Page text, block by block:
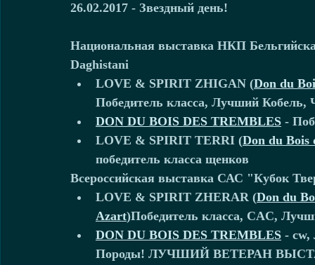
26.02.2017 - Звездный день!
Национальная выставка НКП
Daghistani
LOVE & SPIRIT ZHIGAN (Don du
Победитель класса, Лучший
DON DU BOIS DES TREMBLES -
LOVE & SPIRIT TERRI (Don du Bois
победитель класса щенков
Всероссийская выставка САС "Кубок
LOVE & SPIRIT ZHERAR (Don du
Azart)Победитель класса, CAC,
DON DU BOIS DES TREMBLES - cw,
Породы! ЛУЧШИЙ ВЕТЕРАН